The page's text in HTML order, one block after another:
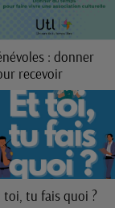
: donner
recevoir
toi, tu fais quoi ?